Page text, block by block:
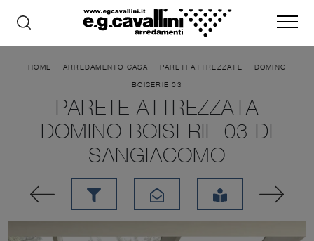
HOME - ARREDAMENTO CASA - PARETI ATTREZZATE - DOMINO
BOISERIE 03
PARETE ATTREZZATA
DOMINO BOISERIE 03 DI
SANGIACOMO